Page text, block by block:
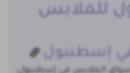
للملابس
إسطنبول
الملابس في إسطنبول،